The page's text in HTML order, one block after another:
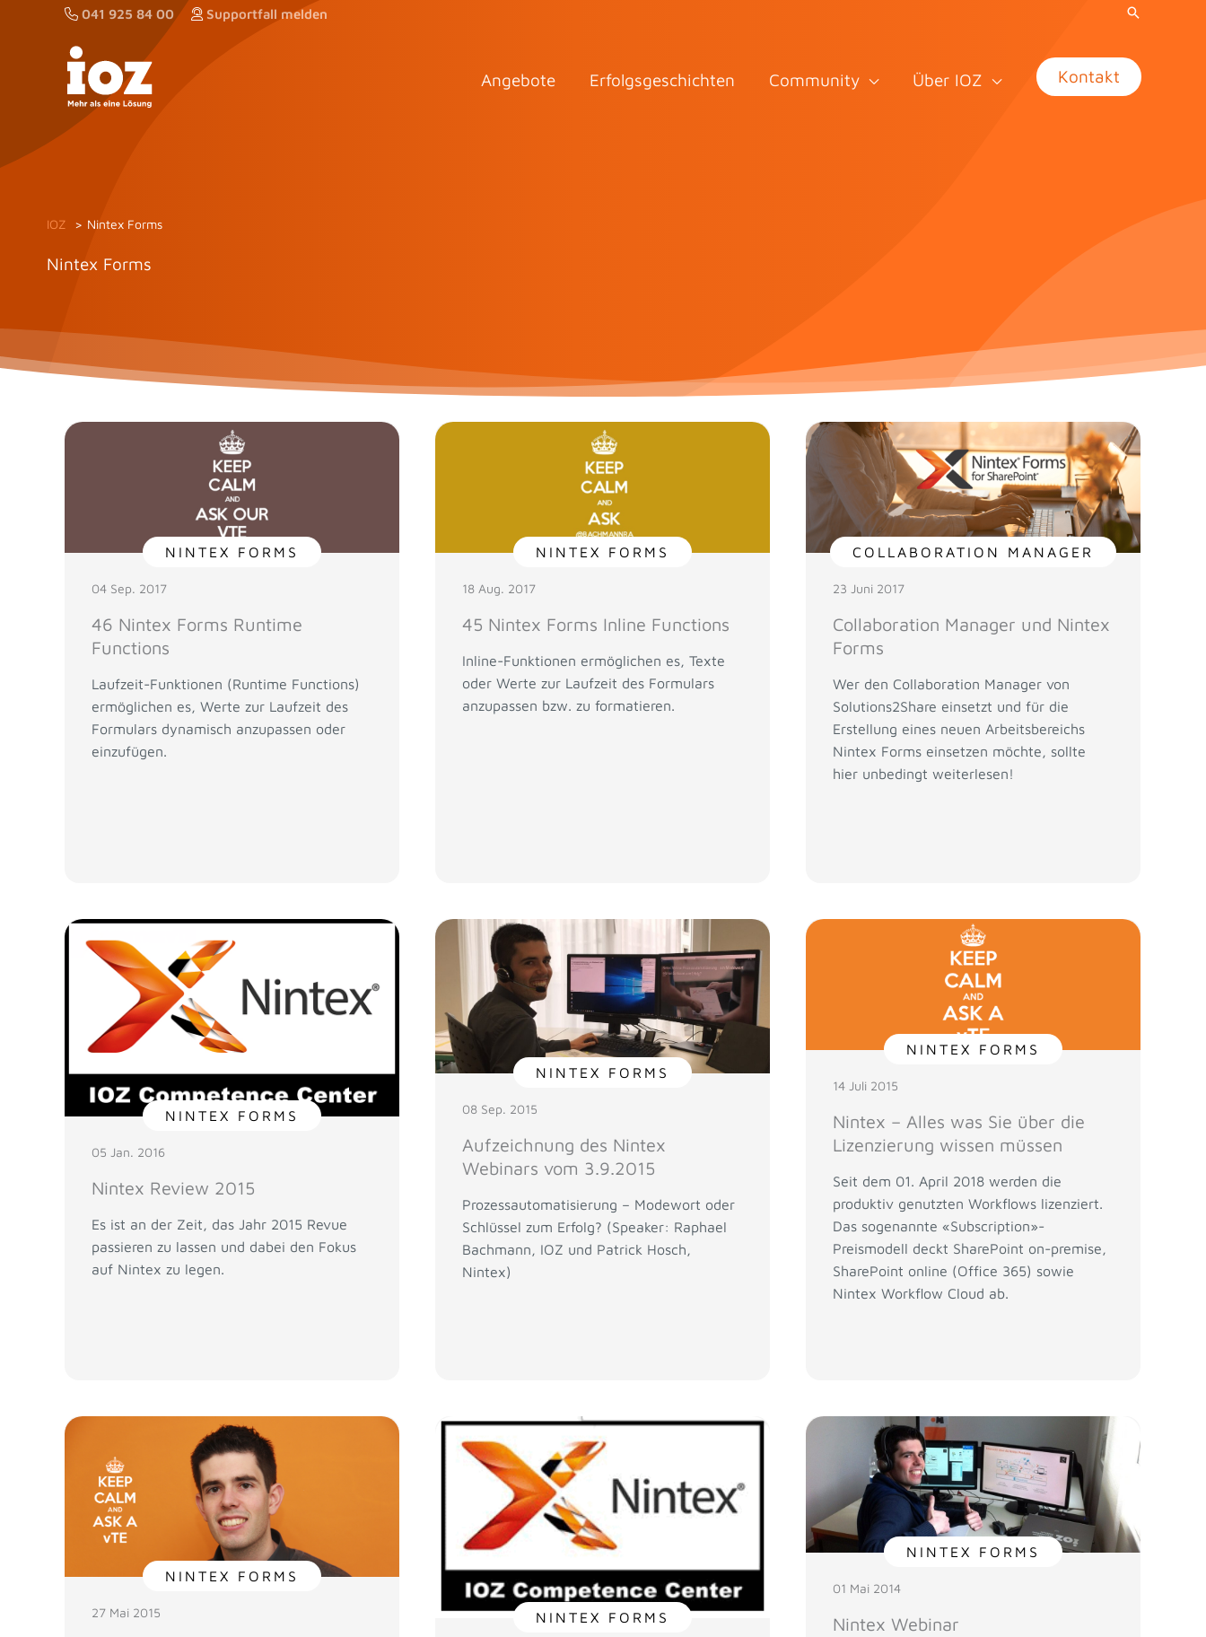
041 925 84 00 Supportfall melden
Angebote Erfolgsgeschichten Community Über IOZ Kontakt
IOZ Nintex Forms
Nintex Forms
NINTEX FORMS
04 Sep. 2017
46 Nintex Forms Runtime
Functions
Laufzeit-Funktionen (Runtime Functions)
ermöglichen es, Werte zur Laufzeit des
Formulars dynamisch anzupassen oder
einzufügen.
NINTEX FORMS
18 Aug. 2017
45 Nintex Forms Inline Functions
Inline-Funktionen ermöglichen es, Texte
oder Werte zur Laufzeit des Formulars
anzupassen bzw. zu formatieren.
COLLABORATION MANAGER
23 Juni 2017
Collaboration Manager und Nintex
Forms
Wer den Collaboration Manager von
Solutions2Share einsetzt und für die
Erstellung eines neuen Arbeitsbereichs
Nintex Forms einsetzen möchte, sollte
hier unbedingt weiterlesen!
NINTEX FORMS
05 Jan. 2016
Nintex Review 2015
Es ist an der Zeit, das Jahr 2015 Revue
passieren zu lassen und dabei den Fokus
auf Nintex zu legen.
NINTEX FORMS
08 Sep. 2015
Aufzeichnung des Nintex
Webinars vom 3.9.2015
Prozessautomatisierung – Modewort oder
Schlüssel zum Erfolg? (Speaker: Raphael
Bachmann, IOZ und Patrick Hosch,
Nintex)
NINTEX FORMS
14 Juli 2015
Nintex – Alles was Sie über die
Lizenzierung wissen müssen
Seit dem 01. April 2018 werden die
produktiv genutzten Workflows lizenziert.
Das sogenannte «Subscription»-
Preismodell deckt SharePoint on-premise,
SharePoint online (Office 365) sowie
Nintex Workflow Cloud ab.
NINTEX FORMS
27 Mai 2015 NINTEX FORMS
NINTEX FORMS
01 Mai 2014
Nintex Webinar